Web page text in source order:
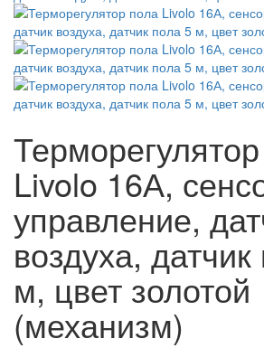
Livolo 16А,
управление,
воздуха,
м, цвет золотой
(механизм)